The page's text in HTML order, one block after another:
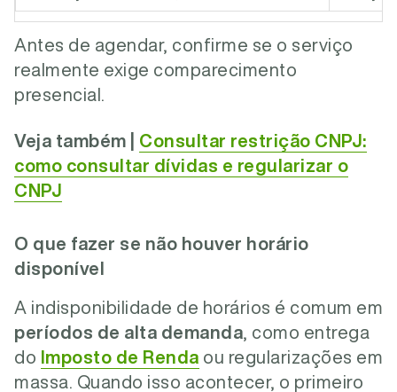
Antes de agendar, confirme se o serviço
realmente exige comparecimento
presencial.
Veja também |
Consultar restrição CNPJ:
como consultar dívidas e regularizar o
CNPJ
O que fazer se não houver horário
disponível
A indisponibilidade de horários é comum em
períodos de alta demanda , como entrega
do Imposto de Renda ou regularizações em
massa. Quando isso acontecer, o primeiro